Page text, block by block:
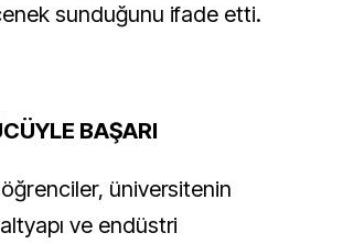
sunduğunu ifade etti.
BAŞARI
üniversitenin
ve endüstri